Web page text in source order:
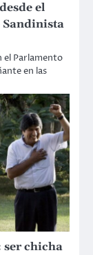
el
Sandinista
el Parlamento
en las
ser chicha